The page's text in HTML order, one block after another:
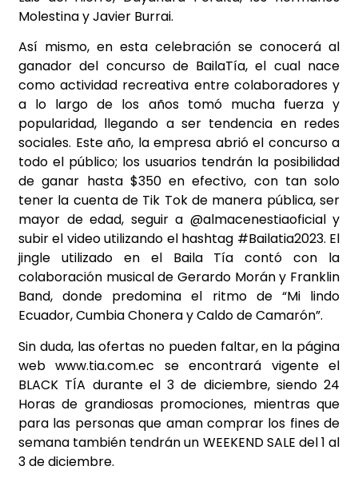
Molestina y Javier Burrai.
Así mismo, en esta celebración se conocerá al
ganador del concurso de BailaTía, el cual nace
como actividad recreativa entre colaboradores y
a lo largo de los años tomó mucha fuerza y
popularidad, llegando a ser tendencia en redes
sociales. Este año, la empresa abrió el concurso a
todo el público; los usuarios tendrán la posibilidad
de ganar hasta $350 en efectivo, con tan solo
tener la cuenta de Tik Tok de manera pública, ser
mayor de edad, seguir a @almacenestiaoficial y
subir el video utilizando el hashtag #Bailatia2023. El
jingle utilizado en el Baila Tía contó con la
colaboración musical de Gerardo Morán y Franklin
Band, donde predomina el ritmo de “Mi lindo
Ecuador, Cumbia Chonera y Caldo de Camarón”.
Sin duda, las ofertas no pueden faltar, en la página
web www.tia.com.ec se encontrará vigente el
BLACK TÍA durante el 3 de diciembre, siendo 24
Horas de grandiosas promociones, mientras que
para las personas que aman comprar los fines de
semana también tendrán un WEEKEND SALE del 1 al
3 de diciembre.